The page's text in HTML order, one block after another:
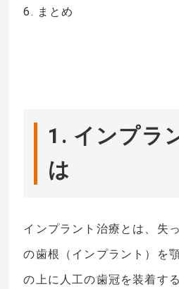
6. まとめ
1. インプラ
は
インプラント治療とは、失
の歯根（インプラント）を
の上に人工の歯冠を装着す